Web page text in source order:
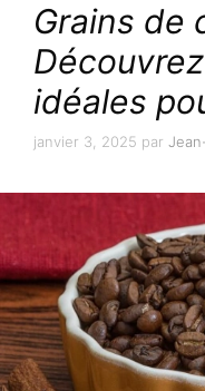
Grains de
idéales
janvier 3, 2025 par